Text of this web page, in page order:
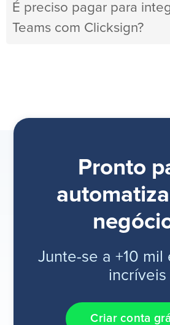
É preciso pagar para
Teams com Clicksign?
Pronto
Junte-se a +10 mil
incríveis
Criar conta